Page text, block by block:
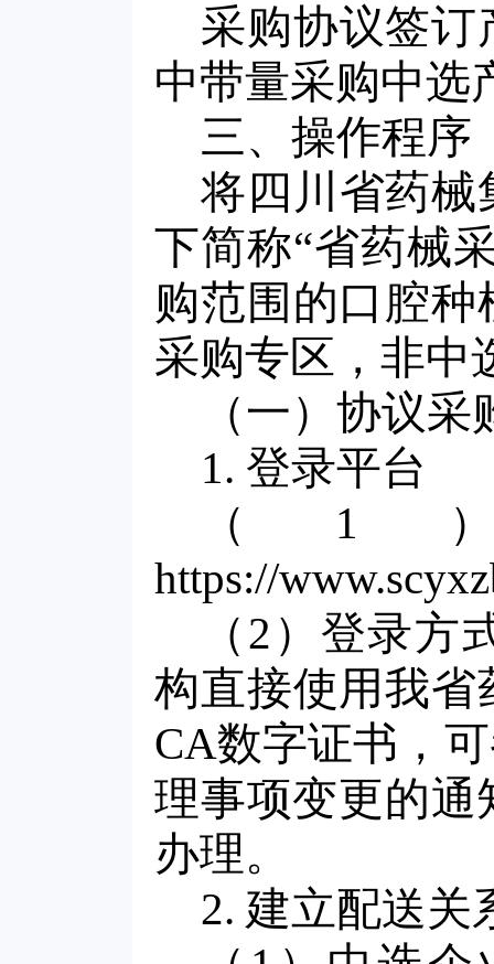
采购协议签
中带量采购中选
三、操作程序
将四川省药械
下简称“省药械
购范围的口腔
采购专区，非中
（一）协议
1. 登录平台
（1
https://
（2）登录
构直接使用我
CA数字证书，
理事项变更的通
办理。
2. 建立配送关